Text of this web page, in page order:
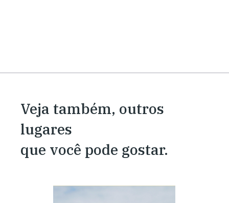
Veja também, outros
lugares
que você pode gostar.